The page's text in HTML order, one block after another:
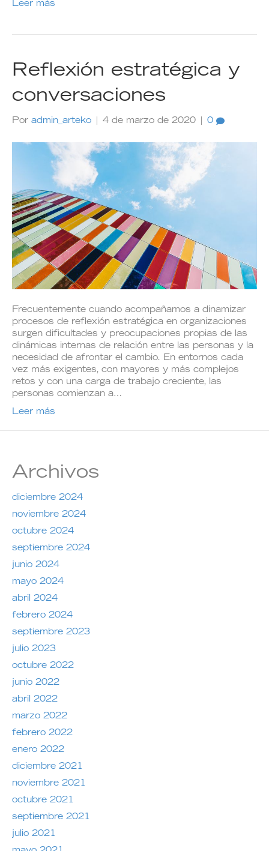
Leer más
Reflexión estratégica y
conversaciones
Por admin_arteko 4 de marzo de 2020 0
Frecuentemente cuando acompañamos a dinamizar
procesos de reflexión estratégica en organizaciones
surgen dificultades y preocupaciones propias de las
dinámicas internas de relación entre las personas y la
necesidad de afrontar el cambio. En entornos cada
vez más exigentes, con mayores y más complejos
retos y con una carga de trabajo creciente, las
personas comienzan a…
Leer más
Archivos
diciembre 2024
noviembre 2024
octubre 2024
septiembre 2024
junio 2024
mayo 2024
abril 2024
febrero 2024
septiembre 2023
julio 2023
octubre 2022
junio 2022
abril 2022
marzo 2022
febrero 2022
enero 2022
diciembre 2021
noviembre 2021
octubre 2021
septiembre 2021
julio 2021